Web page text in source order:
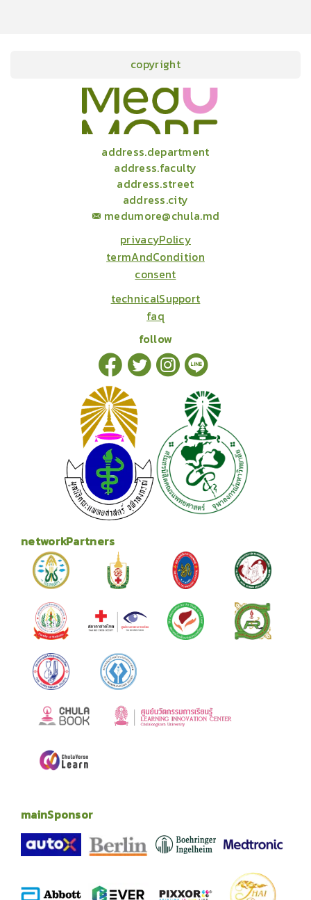
copyright
address.department
address.faculty
address.street
address.city
medumore@chula.md
privacyPolicy
termAndCondition
consent
technicalSupport
faq
follow
onlineCourses academicConferencesnewsinfographic
networkPartners
mainSponsor